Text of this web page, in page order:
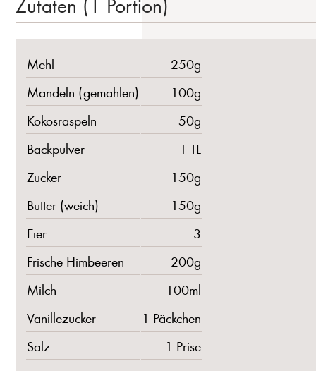
Mehl
250g
Mandeln (gemahlen)
100g
Kokosraspeln
50g
Backpulver
1 TL
Zucker
150g
Butter (weich)
150g
Eier
3
Frische Himbeeren
200g
Milch
100ml
Vanillezucker
1 Päckchen
Salz
1 Prise